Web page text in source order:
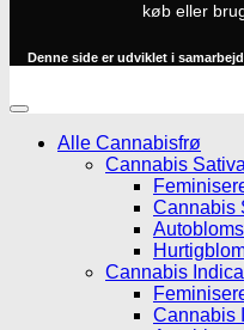
køb eller
Denne side er udviklet i
Alle Cannabisfrø
Cannabis Sativa
Cannabis
Cannabis Indica
Cannabis